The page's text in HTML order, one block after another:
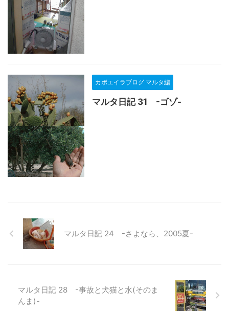
カポエイラブログ マルタ編
マルタ日記 31 -ゴゾ-
マルタ日記 24 -さよなら、2005夏-
マルタ日記 28 -事故と犬猫と水(そのま
んま)-